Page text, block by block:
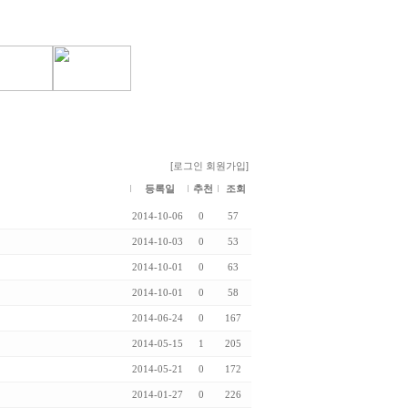
[로그인 회원가입]
등록일 추천 조회
2014-10-06 0 57
2014-10-03 0 53
2014-10-01 0 63
2014-10-01 0 58
2014-06-24 0 167
2014-05-15 1 205
2014-05-21 0 172
2014-01-27 0 226